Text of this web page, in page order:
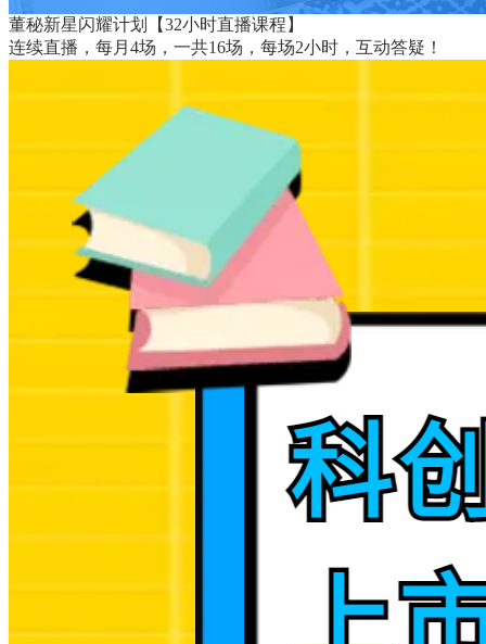
董秘新星闪耀计划【32小时直播课程】
连续直播，每月4场，一共16场，每场2小时，互动答疑！